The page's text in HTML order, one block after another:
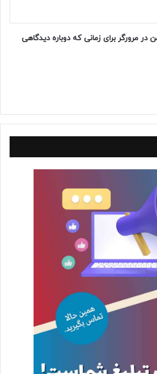
در مرورگر برای زمانی که دوباره دیدگاهی